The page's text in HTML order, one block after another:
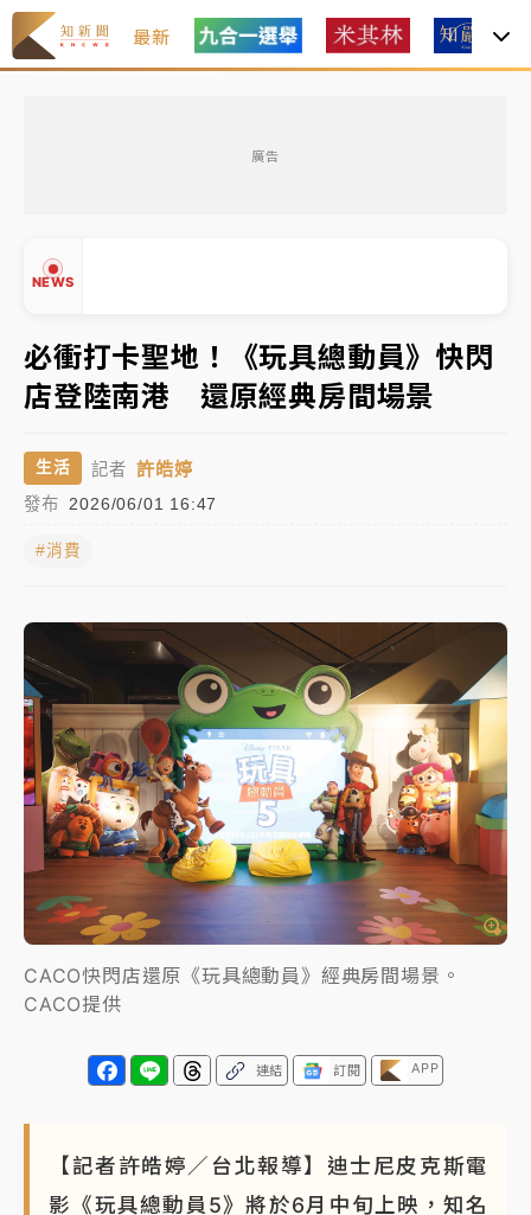
最新
廣告
NEWS
中颱白海豚環流掠北海！今明防劇烈降雨 東部高溫飆
38度
周末精選｜
慈濟遭詐10億完整始末曝！律師掮客大玩兩
面手法 郭台銘、蔡英文成關鍵
本周爆款短影音｜
柯文哲帶電子手鐶拄拐杖現身／周玉
周末精選｜
任 預算難關如何解？
父親節玩樂園！六福村今明2天「爸爸免費」 遠雄海洋
買1送1
白海豚逼近！新北高灘地停車場下午4時強制拖吊 中午
開放水門周邊紅黃線停車
中颱白海豚環流掠北海！今明防劇烈降雨 東部高溫飆
38度
周末精選｜ 慈濟遭詐10億完整始末曝！律師掮客大玩兩
面手法 郭台銘、蔡英文成關鍵
本周爆款短影音｜ 柯文哲帶電子手鐶拄拐杖現身／周玉
蔻蔡玉真開撕爆料
必衝打卡聖地！《玩具總動員》快閃
店登陸南港 還原經典房間場景
生活 記者 許皓婷
發布 2026/06/01 16:47
#消費
CACO快閃店還原《玩具總動員》經典房間場景。
CACO提供
連結 訂閱 APP
【記者許皓婷／台北報導】迪士尼皮克斯電
影《玩具總動員5》將於6月中旬上映，知名